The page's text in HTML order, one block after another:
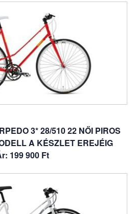
3* 28/510 22 NŐI PIROS
A KÉSZLET EREJÉIG
199 900 Ft